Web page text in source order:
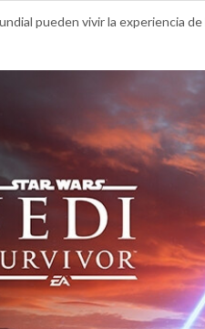
pueden vivir la experiencia